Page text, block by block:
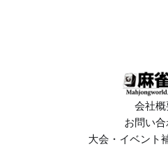
会社
お問い
大会・イベント